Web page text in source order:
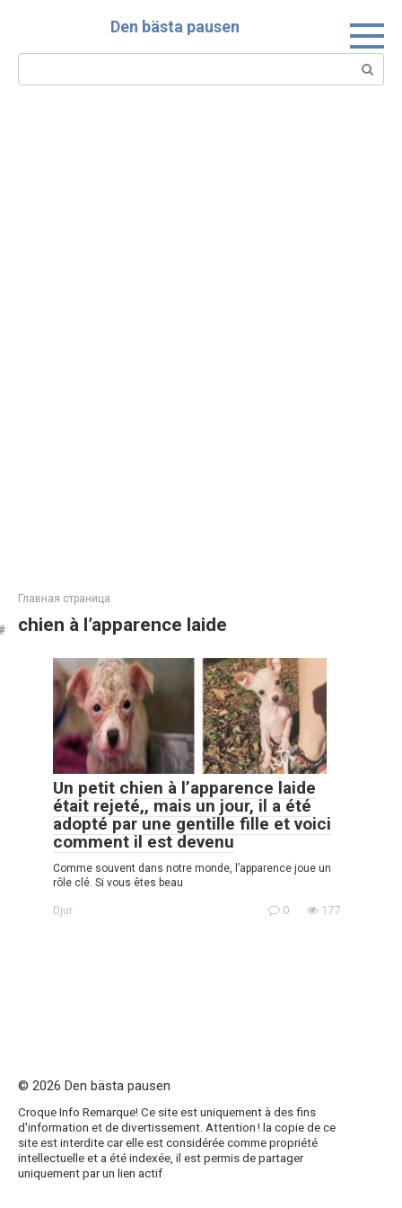
Den bästa pausen
Search:
Главная страница
chien à l’apparence laide
Un petit chien à l’apparence laide
était rejeté,, mais un jour, il a été
adopté par une gentille fille et voici
comment il est devenu
Comme souvent dans notre monde, l’apparence joue un
rôle clé. Si vous êtes beau
Djur 0 177
© 2026 Den bästa pausen
Croque Info Remarque! Ce site est uniquement à des fins
d'information et de divertissement. Attention ! la copie de ce
site est interdite car elle est considérée comme propriété
intellectuelle et a été indexée, il est permis de partager
uniquement par un lien actif